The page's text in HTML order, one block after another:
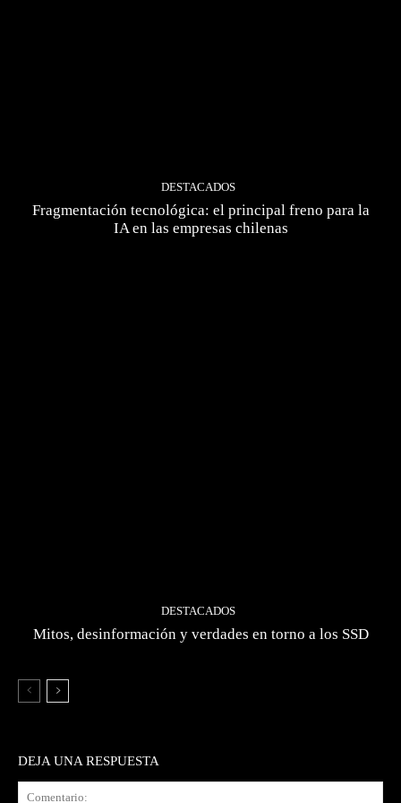
DESTACADOS
Fragmentación tecnológica: el principal freno para la
IA en las empresas chilenas
DESTACADOS
Mitos, desinformación y verdades en torno a los SSD
DEJA UNA RESPUESTA